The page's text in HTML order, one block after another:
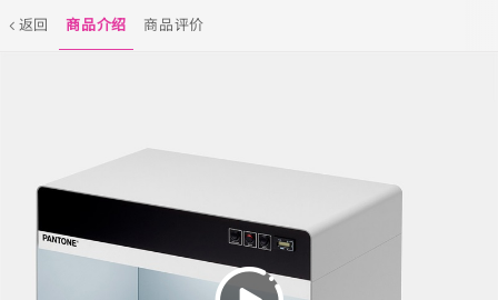
返回 商品介绍 商品评价